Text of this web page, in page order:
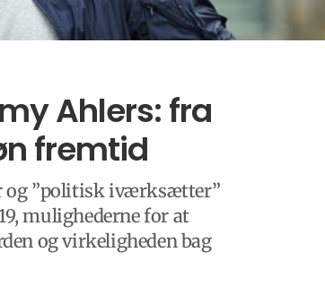
Ahlers: fra
fremtid
og ”politisk iværksætter”
mulighederne for at
og virkeligheden bag